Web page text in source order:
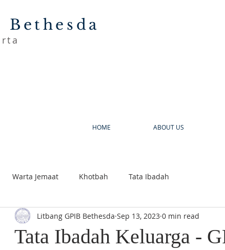
Bethesda
HOME ABOUT US
Warta Jemaat Khotbah Tata Ibadah
Tata Ibadah Keluarga -
Litbang GPIB Bethesda Sep 13, 2023 0 min read